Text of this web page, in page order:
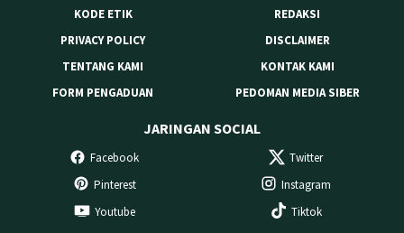
KODE ETIK
REDAKSI
PRIVACY POLICY
DISCLAIMER
TENTANG KAMI
KONTAK KAMI
FORM PENGADUAN
PEDOMAN MEDIA SIBER
JARINGAN SOCIAL
Facebook
Twitter
Pinterest
Instagram
Youtube
Tiktok